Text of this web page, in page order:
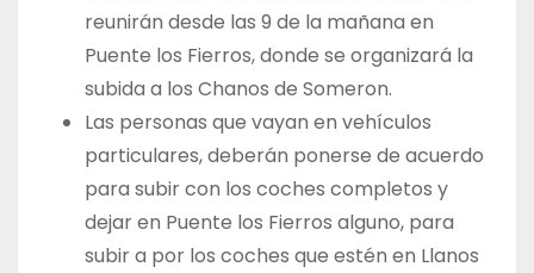
reunirán desde las 9 de la mañana en
Puente los Fierros, donde se organizará la
subida a los Chanos de Someron.
Las personas que vayan en vehículos
particulares, deberán ponerse de acuerdo
para subir con los coches completos y
dejar en Puente los Fierros alguno, para
subir a por los coches que estén en Llanos